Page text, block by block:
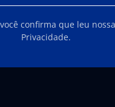
confirma que leu
Privacidade.